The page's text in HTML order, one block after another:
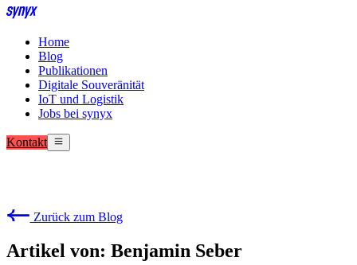
Home
Blog
Publikationen
Digitale Souveränität
IoT und Logistik
Jobs bei synyx
Kontakt
Zurück zum Blog
Artikel von: Benjamin Seber